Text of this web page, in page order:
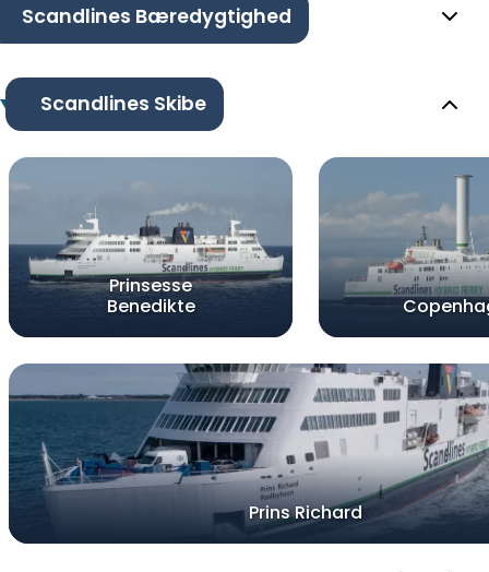
Scandlines Bæredygtighed
Scandlines Skibe
Prinsesse
Benedikte
Prins Richard